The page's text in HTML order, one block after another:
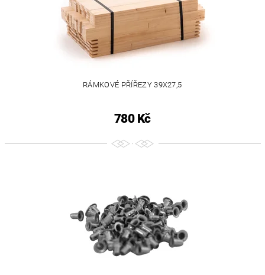
RÁMKOVÉ PŘÍŘEZY 39X27,5
780 Kč